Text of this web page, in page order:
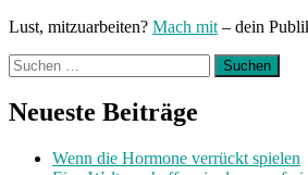
Lust, mitzuarbeiten? Mach mit – dein
Suchen
nach:
Neueste Beiträge
Wenn die Hormone verrückt spielen